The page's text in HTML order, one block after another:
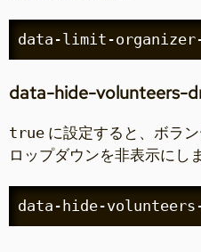
data-limit-
data-hide-volunteers-
true に設定すると、ボラ
ロップダウンを非表示にし
data-hide-